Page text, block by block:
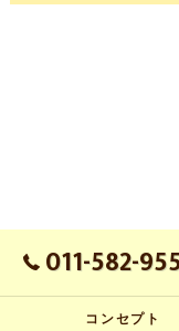
011-582-
コンセプト